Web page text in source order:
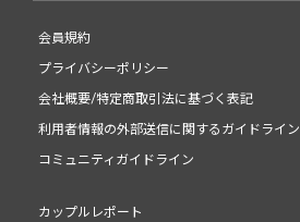
会員規約
プライバシーポリシー
会社概要/特定商取引法に基づく表記
利用者情報の外部送信に関するガイドライン
コミュニティガイドライン
カップルレポート